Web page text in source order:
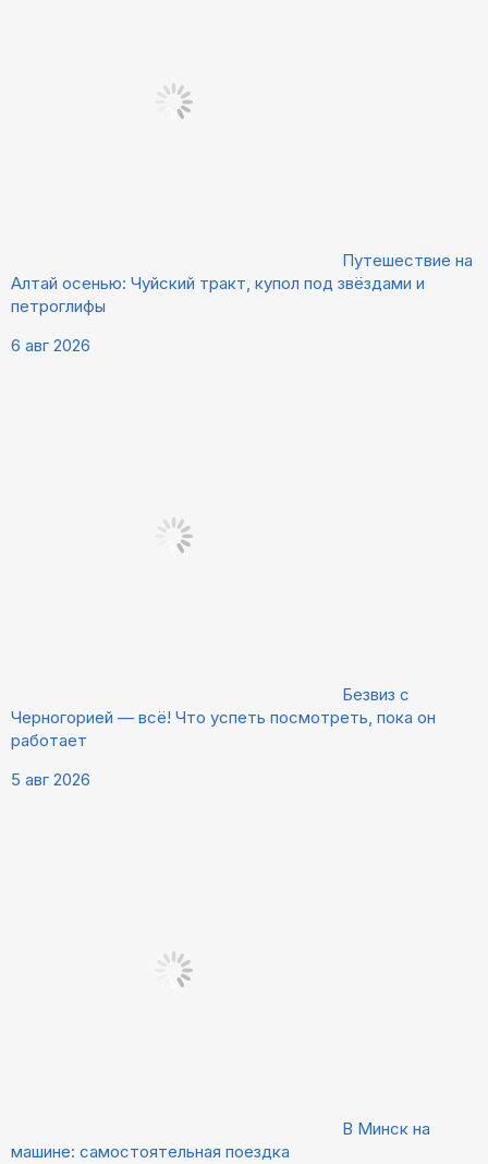
Путешествие на
Алтай осенью: Чуйский тракт, купол под звёздами и
петроглифы
6 авг 2026
Безвиз с
Черногорией — всё! Что успеть посмотреть, пока он
работает
5 авг 2026
В Минск на
машине: самостоятельная поездка